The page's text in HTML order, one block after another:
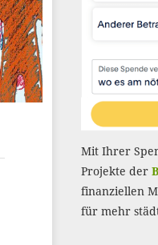
Mit Ihrer
Projekte der
finanziellen
für mehr